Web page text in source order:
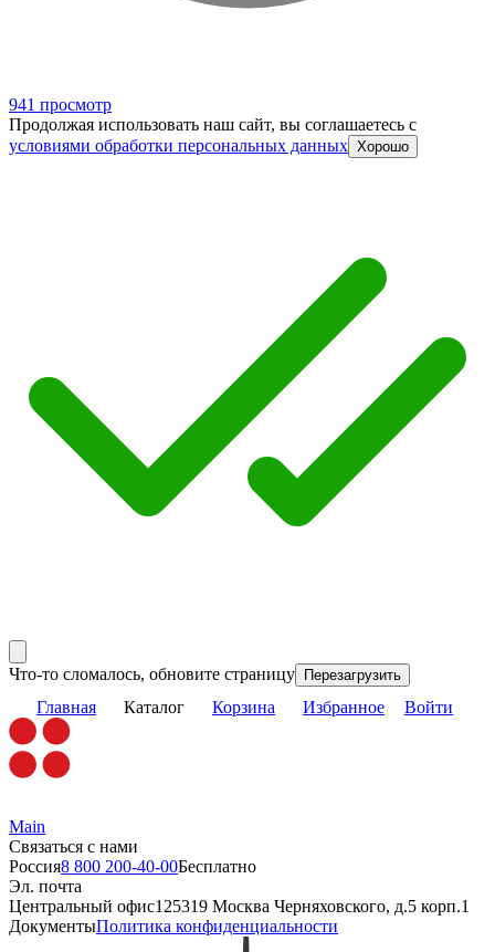
941 просмотр
Продолжая использовать наш сайт, вы соглашаетесь c
условиями обработки персональных данных Хорошо
Что-то сломалось, обновите страницу Перезагрузить
Главная Каталог Корзина Избранное Войти
Main
Связаться с нами
Россия8 800 200-40-00Бесплатно
Эл. почта
Центральный офис125319 Москва Черняховского, д.5 корп.1
ДокументыПолитика конфиденциальности